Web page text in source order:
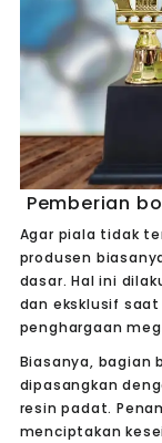
Pemberian
Agar piala tidak
produsen
dasar. Hal ini
dan eksklusif
penghargaan
Biasanya, bagian
dipasangkan
resin padat.
menciptakan